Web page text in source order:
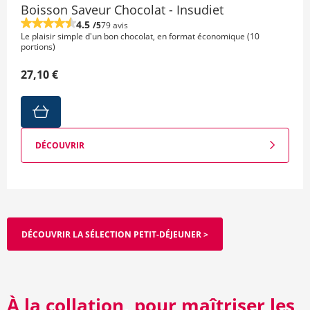
Boisson Saveur Chocolat - Insudiet
4.5 /579 avis
Le plaisir simple d'un bon chocolat, en format économique (10
portions)
27,10 €
DÉCOUVRIR
DÉCOUVRIR LA SÉLECTION PETIT-DÉJEUNER >